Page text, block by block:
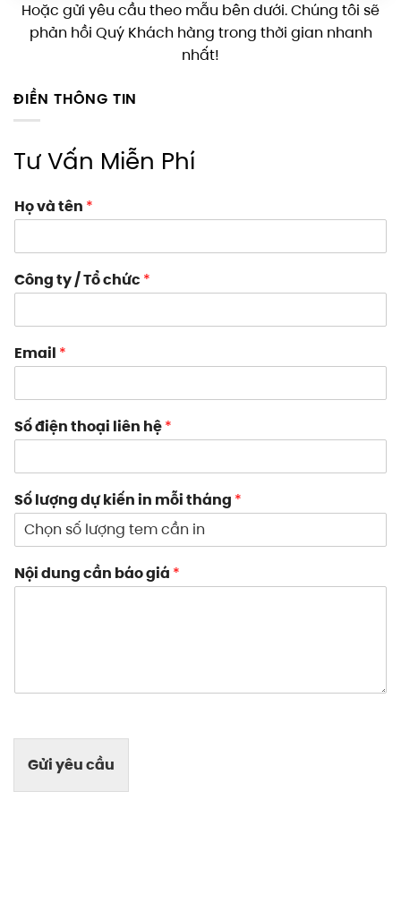
Hoặc gửi yêu cầu theo mẫu bên dưới. Chúng tôi sẽ
phản hồi Quý Khách hàng trong thời gian nhanh
nhất!
ĐIỀN THÔNG TIN
Tư Vấn Miễn Phí
Họ và tên *
Công ty / Tổ chức *
Email *
Số điện thoại liên hệ*
Số lượng dự kiến in mỗi tháng *
Nội dung cần báo giá *
Gửi yêu cầu